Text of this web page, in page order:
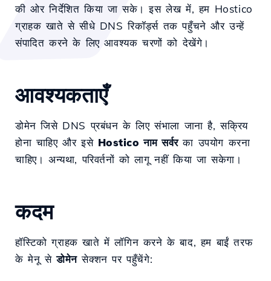
की ओर निर्देशित किया जा सके। इस लेख में, हम Hostico
ग्राहक खाते से सीधे DNS रिकॉर्ड्स तक पहुँचने और उन्हें
संपादित करने के लिए आवश्यक चरणों को देखेंगे।
आवश्यकताएँ
डोमेन जिसे DNS प्रबंधन के लिए संभाला जाना है, सक्रिय
होना चाहिए और इसे Hostico नाम सर्वरका उपयोग करना
चाहिए। अन्यथा, परिवर्तनों को लागू नहीं किया जा सकेगा।
कदम
हॉस्टिको ग्राहक खाते में लॉगिन करने के बाद, हम बाईं तरफ
के मेनू सेडोमेनसेक्शन पर पहुँचेंगे: